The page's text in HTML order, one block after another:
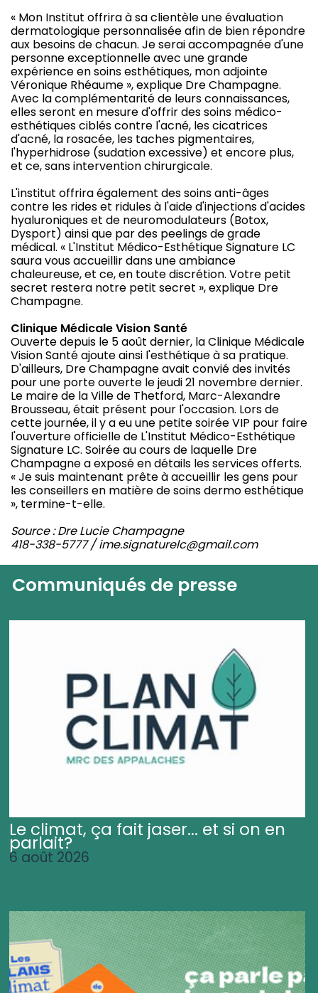
« Mon Institut offrira à sa clientèle une évaluation
dermatologique personnalisée afin de bien répondre
aux besoins de chacun. Je serai accompagnée d'une
personne exceptionnelle avec une grande
expérience en soins esthétiques, mon adjointe
Véronique Rhéaume », explique Dre Champagne.
Avec la complémentarité de leurs connaissances,
elles seront en mesure d'offrir des soins médico-
esthétiques ciblés contre l'acné, les cicatrices
d'acné, la rosacée, les taches pigmentaires,
l'hyperhidrose (sudation excessive) et encore plus,
et ce, sans intervention chirurgicale.
L'institut offrira également des soins anti-âges
contre les rides et ridules à l'aide d'injections d'acides
hyaluroniques et de neuromodulateurs (Botox,
Dysport) ainsi que par des peelings de grade
médical. « L'Institut Médico-Esthétique Signature LC
saura vous accueillir dans une ambiance
chaleureuse, et ce, en toute discrétion. Votre petit
secret restera notre petit secret », explique Dre
Champagne.
Clinique Médicale Vision Santé
Ouverte depuis le 5 août dernier, la Clinique Médicale
Vision Santé ajoute ainsi l'esthétique à sa pratique.
D'ailleurs, Dre Champagne avait convié des invités
pour une porte ouverte le jeudi 21 novembre dernier.
Le maire de la Ville de Thetford, Marc-Alexandre
Brousseau, était présent pour l'occasion. Lors de
cette journée, il y a eu une petite soirée VIP pour faire
l'ouverture officielle de L'Institut Médico-Esthétique
Signature LC. Soirée au cours de laquelle Dre
Champagne a exposé en détails les services offerts.
« Je suis maintenant prête à accueillir les gens pour
les conseillers en matière de soins dermo esthétique
», termine-t-elle.
Source : Dre Lucie Champagne
418-338-5777 / ime.signaturelc@gmail.com
Communiqués de presse
Le climat, ça fait jaser... et si on en
parlait?
6 août 2026